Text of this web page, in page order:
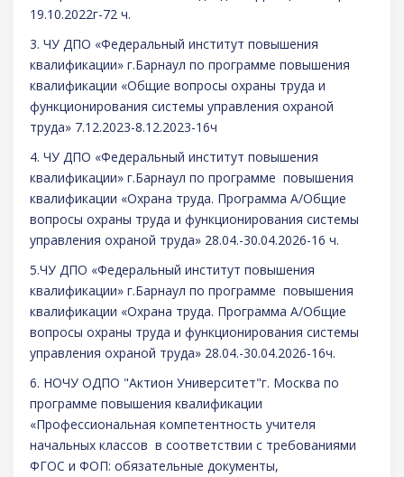
19.10.2022г-72 ч.
3. ЧУ ДПО «Федеральный институт повышения
квалификации» г.Барнаул по программе повышения
квалификации «Общие вопросы охраны труда и
функционирования системы управления охраной
труда» 7.12.2023-8.12.2023-16ч
4. ЧУ ДПО «Федеральный институт повышения
квалификации» г.Барнаул по программе повышения
квалификации «Охрана труда. Программа А/Общие
вопросы охраны труда и функционирования системы
управления охраной труда» 28.04.-30.04.2026-16 ч.
5.ЧУ ДПО «Федеральный институт повышения
квалификации» г.Барнаул по программе повышения
квалификации «Охрана труда. Программа А/Общие
вопросы охраны труда и функционирования системы
управления охраной труда» 28.04.-30.04.2026-16ч.
6. НОЧУ ОДПО "Актион Университет"г. Москва по
программе повышения квалификации
«Профессиональная компетентность учителя
начальных классов в соответствии с требованиями
ФГОС и ФОП: обязательные документы,